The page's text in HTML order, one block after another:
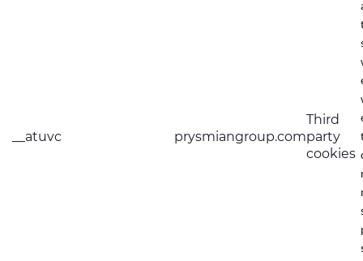
__atuvc prysmiangroup.com
Third
party
cookies